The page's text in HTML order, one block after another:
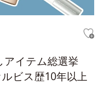
アイテム総選挙
ビス歴10年以上